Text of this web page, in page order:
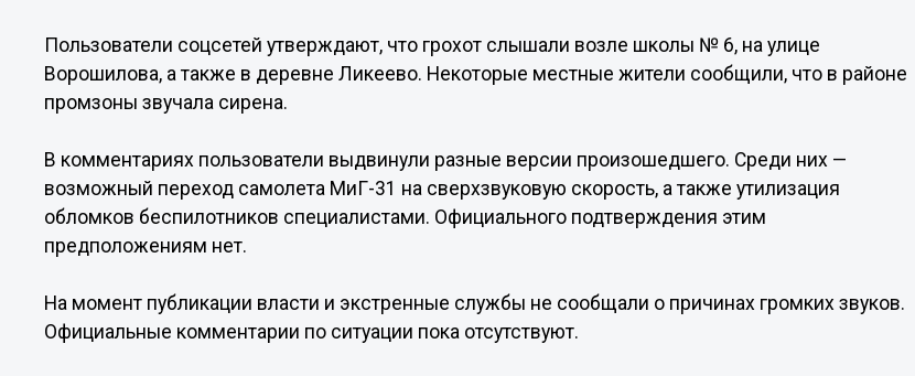
Пользователи соцсетей утверждают, что грохот слышали возле школы № 6, на улице
Ворошилова, а также в деревне Ликеево. Некоторые местные жители сообщили, что в районе
промзоны звучала сирена.
В комментариях пользователи выдвинули разные версии произошедшего. Среди них —
возможный переход самолета МиГ-31 на сверхзвуковую скорость, а также утилизация
обломков беспилотников специалистами. Официального подтверждения этим
предположениям нет.
На момент публикации власти и экстренные службы не сообщали о причинах громких звуков.
Официальные комментарии по ситуации пока отсутствуют.